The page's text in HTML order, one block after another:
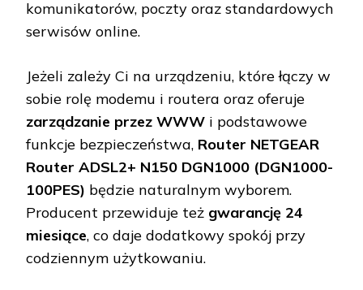
komunikatorów, poczty oraz standardowych
serwisów online.
Jeżeli zależy Ci na urządzeniu, które łączy w
sobie rolę modemu i routera oraz oferuje
zarządzanie przez WWW i podstawowe
funkcje bezpieczeństwa, Router NETGEAR
Router ADSL2+ N150 DGN1000 (DGN1000-
100PES) będzie naturalnym wyborem.
Producent przewiduje też gwarancję 24
miesiące, co daje dodatkowy spokój przy
codziennym użytkowaniu.